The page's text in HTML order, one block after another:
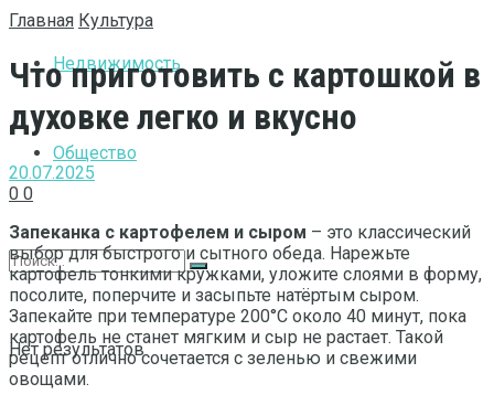
Недвижимость
Общество
Нет результатов
Главная Культура
Что приготовить с картошкой в
духовке легко и вкусно
20.07.2025
0 0
Запеканка с картофелем и сыром – это классический
выбор для быстрого и сытного обеда. Нарежьте
картофель тонкими кружками, уложите слоями в форму,
посолите, поперчите и засыпьте натёртым сыром.
Запекайте при температуре 200°C около 40 минут, пока
картофель не станет мягким и сыр не растает. Такой
рецепт отлично сочетается с зеленью и свежими
овощами.